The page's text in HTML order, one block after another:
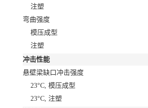
注塑
弯曲强度
模压成型
注塑
冲击性能
悬壁梁缺口冲击强度
23°C, 模压成型
23°C, 注塑